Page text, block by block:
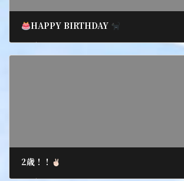
HAPPY BIRTHDAY
2021年8月13日
2歳！！